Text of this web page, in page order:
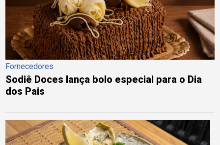
Fornecedores
Sodiê Doces lança bolo especial para o Dia
dos Pais